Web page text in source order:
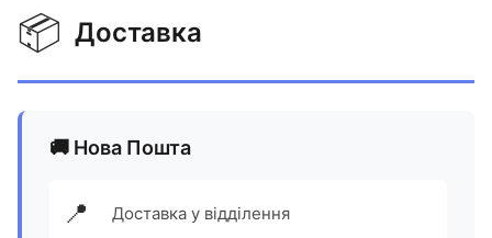
📦 Доставка
🚚 Нова Пошта
📍 Доставка у відділення